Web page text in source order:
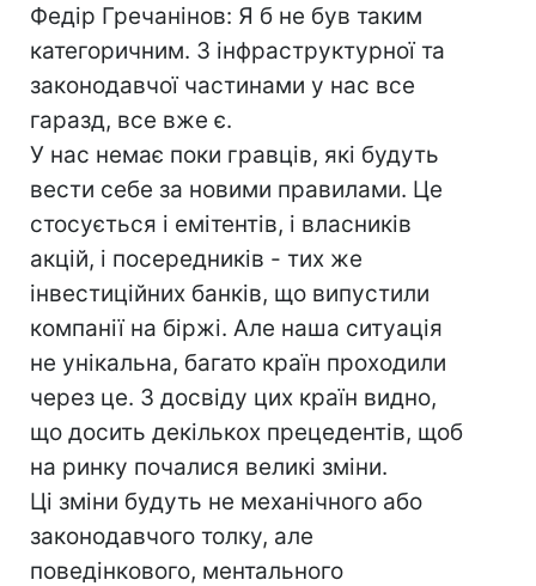
Федір Гречанінов: Я б не був таким
категоричним. З інфраструктурної та
законодавчої частинами у нас все
гаразд, все вже є.
У нас немає поки гравців, які будуть
вести себе за новими правилами. Це
стосується і емітентів, і власників
акцій, і посередників - тих же
інвестиційних банків, що випустили
компанії на біржі. Але наша ситуація
не унікальна, багато країн проходили
через це. З досвіду цих країн видно,
що досить декількох прецедентів, щоб
на ринку почалися великі зміни.
Ці зміни будуть не механічного або
законодавчого толку, але
поведінкового, ментального